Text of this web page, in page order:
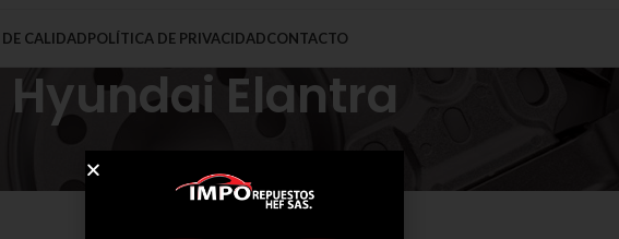
CALIDADPOLÍTICA DE PRIVACIDADCONTACTO
Hyundai Elantra